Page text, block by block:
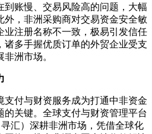
到账慢、交易风险高的问题，大幅
外，非洲采购商对交易资金安全敏
业注册名称不一致，极易引发信任
诸多手握优质订单的外贸企业受支
洲市场。
付与财资服务成为打通中非资金
关键。全球支付与财资管理平台
汇）深耕非洲市场，凭借全球化